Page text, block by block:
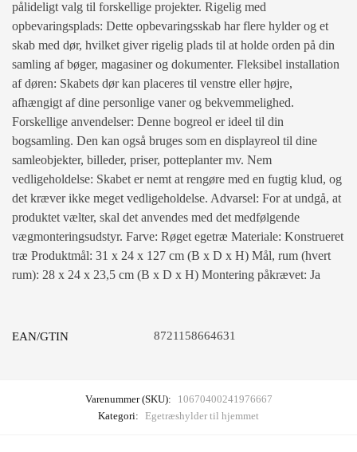
pålideligt valg til forskellige projekter. Rigelig med
opbevaringsplads: Dette opbevaringsskab har flere hylder og et
skab med dør, hvilket giver rigelig plads til at holde orden på din
samling af bøger, magasiner og dokumenter. Fleksibel installation
af døren: Skabets dør kan placeres til venstre eller højre,
afhængigt af dine personlige vaner og bekvemmelighed.
Forskellige anvendelser: Denne bogreol er ideel til din
bogsamling. Den kan også bruges som en displayreol til dine
samleobjekter, billeder, priser, potteplanter mv. Nem
vedligeholdelse: Skabet er nemt at rengøre med en fugtig klud, og
det kræver ikke meget vedligeholdelse. Advarsel: For at undgå, at
produktet vælter, skal det anvendes med det medfølgende
vægmonteringsudstyr. Farve: Røget egetræ Materiale: Konstrueret
træ Produktmål: 31 x 24 x 127 cm (B x D x H) Mål, rum (hvert
rum): 28 x 24 x 23,5 cm (B x D x H) Montering påkrævet: Ja
EAN/GTIN 8721158664631
Varenummer (SKU):
10670400241976667
Kategori: Egetræshylder til hjemmet